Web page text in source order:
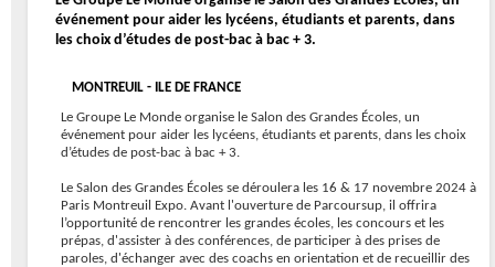
événement pour aider les lycéens, étudiants et parents, dans
les choix d’études de post-bac à bac + 3.
MONTREUIL - ILE DE FRANCE
Le Groupe Le Monde organise le Salon des Grandes Écoles, un
événement pour aider les lycéens, étudiants et parents, dans les choix
d’études de post-bac à bac + 3.
Le Salon des Grandes Écoles se déroulera les 16 & 17 novembre 2024 à
Paris Montreuil Expo. Avant l'ouverture de Parcoursup, il offrira
l’opportunité de rencontrer les grandes écoles, les concours et les
prépas, d'assister à des conférences, de participer à des prises de
paroles, d'échanger avec des coachs en orientation et de recueillir des